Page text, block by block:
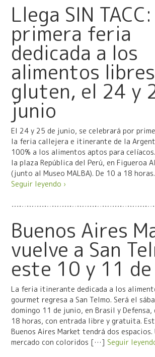
Llega SIN
primera feria
dedicada a los
alimentos
gluten, el 24 y
junio
El 24 y 25 de junio, se celebrará por
la feria callejera e itinerante de la
100% a los alimentos aptos para
la plaza República del Perú, en Figueroa
(junto al Museo MALBA). De 10 a 18
Seguir leyendo ›
Buenos Aires
vuelve a San
este 10 y 11
La feria itinerante dedicada a los
gourmet regresa a San Telmo. Será el
domingo 11 de junio, en Brasil y
18 horas, con entrada libre y gratuita.
Buenos Aires Market tendrá dos espacios.
mercado con coloridos […] Seguir